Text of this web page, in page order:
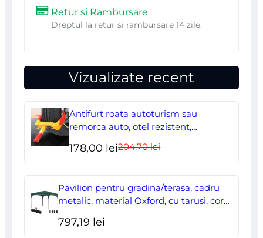
Retur si Rambursare
Dreptul la retur si rambursare 14 zile.
Vizualizate recent
Antifurt roata autoturism sau
remorca auto, otel rezistent,
204,70leiPrețul
a
fost:
178,00 lei
Prețul
este:
178,00 lei.
Pavilion pentru gradina/terasa, cadru
metalic, material Oxford, cu tarusi, corzi
2.95×2.95×2.55 m
797,19 lei